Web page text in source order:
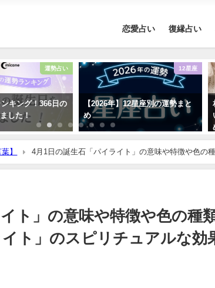
恋愛占い 復縁占い
運勢占い
キング！366日の
した！
12星座
【2026年】12星座別の運勢まと
め
】
4月1日の誕生石「パイライト」の意味や特徴や色の
まで完全紹介！
ト」の意味や特徴や色の種
ト」のスピリチュアルな効